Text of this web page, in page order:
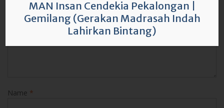
Name *
MAN Insan Cendekia Pekalongan
Gemilang (Gerakan Madrasah Indah
Lahirkan Bintang)